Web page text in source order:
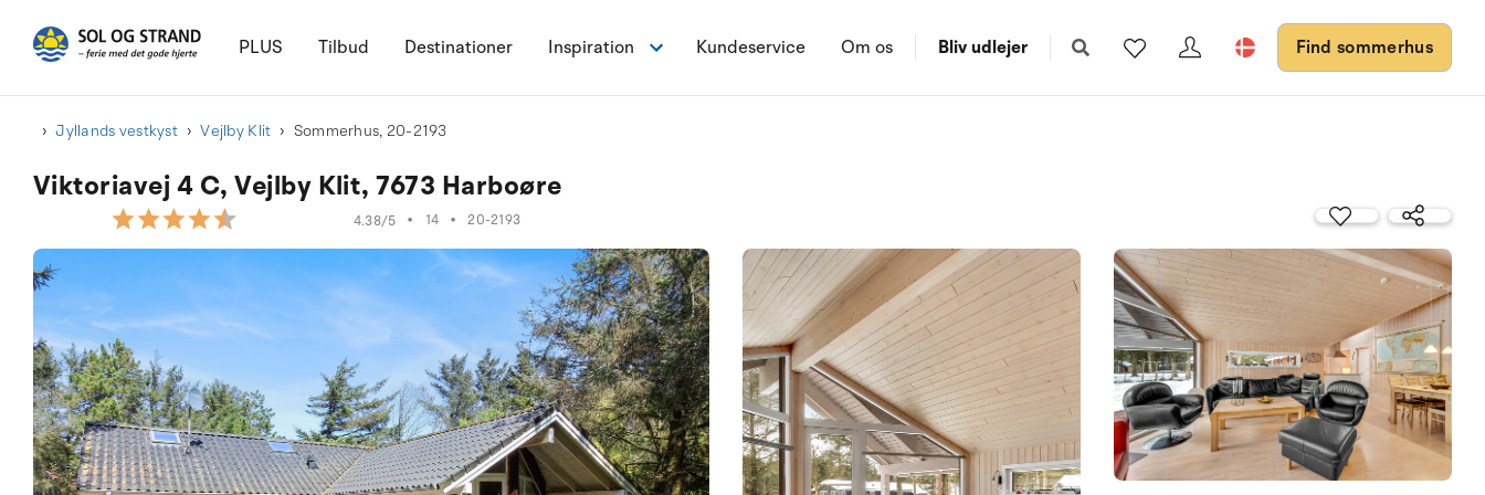
PLUS Tilbud Destinationer Inspiration Kundeservice Om os Bliv udlejer Find sommerhus
Jyllands vestkyst Vejlby Klit Sommerhus, 20-2193
Viktoriavej 4 C, Vejlby Klit, 7673 Harboøre
4.38/5 • 14 • 20-2193